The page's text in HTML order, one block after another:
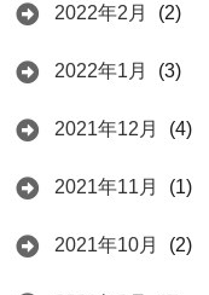
2022年2月 (2)
2022年1月 (3)
2021年12月 (4)
2021年11月 (1)
2021年10月 (2)